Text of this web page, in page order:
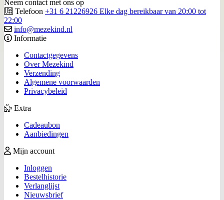
Neem contact met ons op
Telefoon +31 6 21226926 Elke dag bereikbaar van 20:00 tot
22:00
info@mezekind.nl
Informatie
Contactgegevens
Over Mezekind
Verzending
Algemene voorwaarden
Privacybeleid
Extra
Cadeaubon
Aanbiedingen
Mijn account
Inloggen
Bestelhistorie
Verlanglijst
Nieuwsbrief